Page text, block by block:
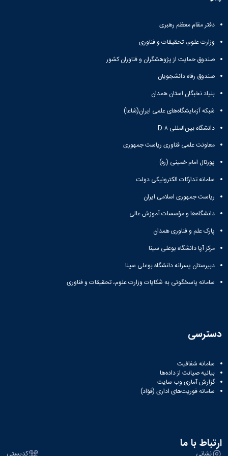
دفتر مقام معظم رهبری
وزارت علوم، تحقیقات و فناوری
صندوق حمایت از پژوهشگران و فناوران کشور
صندوق رفاه دانشجویان
بنیاد نخبگان استان همدان
شبکه آزمایشگاه‌های علمی ایران(شاعا)
دانشگاه بین‌المللی D-۸
معاونت علمی فناوری ریاست جمهوری
پورتال امام خمینی (ره)
سامانه تدارکات الکترونیکی دولت
ریاست جمهوری اسلامی ایران
دانشگاه‌ها و مؤسسات آموزش عالی
پارک علم و فناوری همدان
مرکز آپا دانشگاه بوعلی سینا
دبیرستان پسرانه دانشگاه بوعلی سینا
سامانه پاسخگوئی به شکایات وزارت علوم، تحقیقات و فناوری
دسترسی
سامانه شفافیت
بیانیه صیانت از داده‌ها
گزارش آماری وب‌ سایت
سامانه فوریت‌های اداری (فؤاد)
ارتباط با ما